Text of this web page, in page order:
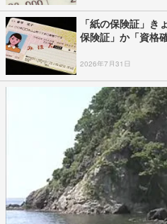
「紙の保険証」
保険証」か「資格
2026年7月31日